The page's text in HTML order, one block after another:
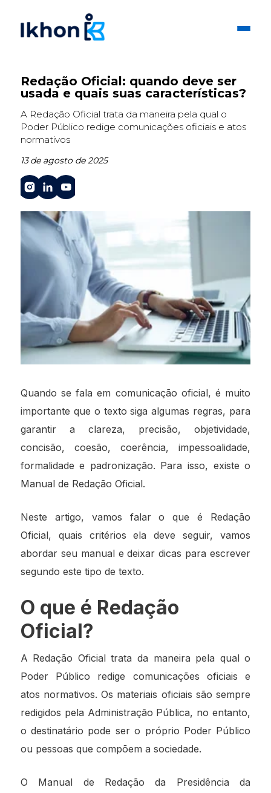
Redação Oficial: quando deve ser
usada e quais suas características?
A Redação Oficial trata da maneira pela qual o
Poder Público redige comunicações oficiais e atos
normativos
13 de agosto de 2025
Quando se fala em comunicação oficial, é muito
importante que o texto siga algumas regras, para
garantir a clareza, precisão, objetividade,
concisão, coesão, coerência, impessoalidade,
formalidade e padronização. Para isso, existe o
Manual de Redação Oficial.
Neste artigo, vamos falar o que é Redação
Oficial, quais critérios ela deve seguir, vamos
abordar seu manual e deixar dicas para escrever
segundo este tipo de texto.
O que é Redação
Oficial?
A Redação Oficial trata da maneira pela qual o
Poder Público redige comunicações oficiais e
atos normativos. Os materiais oficiais são sempre
redigidos pela Administração Pública, no entanto,
o destinatário pode ser o próprio Poder Público
ou pessoas que compõem a sociedade.
O Manual de Redação da Presidência da